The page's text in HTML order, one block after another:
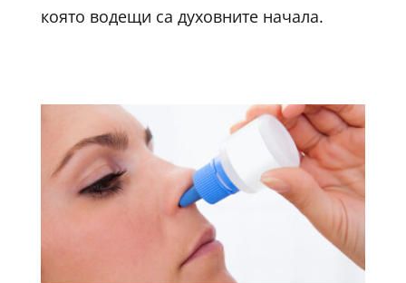
която водещи са духовните начала.